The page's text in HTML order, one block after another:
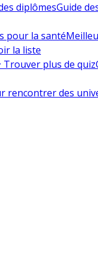
diplômesGuide
pour la santé
la liste
Trouver plus de quiz
rencontrer des